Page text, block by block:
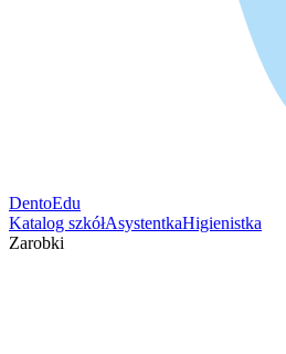
DentoEdu
Katalog szkółAsystentkaHigienistka
Zarobki